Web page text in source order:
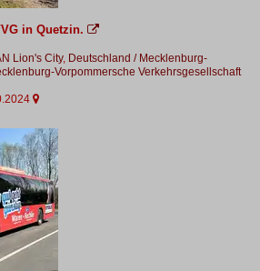
in Quetzin. 
Lion's City, Deutschland / Mecklenburg-
Vorpommersche Verkehrsgesellschaft
